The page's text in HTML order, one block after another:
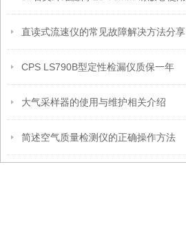
直读式流速仪的常见故障解决方法分享
CPS LS790B型定性检漏仪质保一年
大气采样器的使用与维护相关介绍
简述空气质量检测仪的正确操作方法